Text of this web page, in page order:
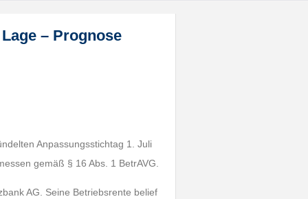
– Prognose
Anpassungsstichtag 1. Juli
gemäß § 16 Abs. 1 BetrAVG.
AG. Seine Betriebsrente belief